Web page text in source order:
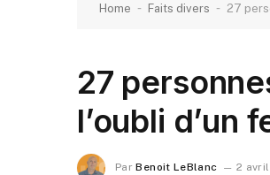
Home - Faits divers - 27
27
l’oubli d’un
Par Benoit LeBlanc 2